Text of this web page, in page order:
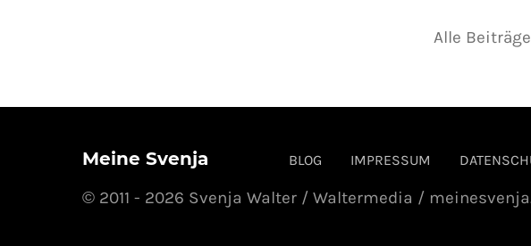
Alle
Meine Svenja BLOG IMPRESSUM
© 2011 - 2026 Svenja Walter / Waltermedia /